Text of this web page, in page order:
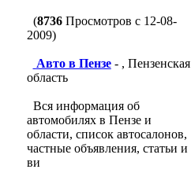
(8736Просмотров с 12-08-
2009)
Авто в Пензе- , Пензенская
область
Вся информация об
автомобилях в Пензе и
области, список автосалонов,
частные объявления, статьи и
ви